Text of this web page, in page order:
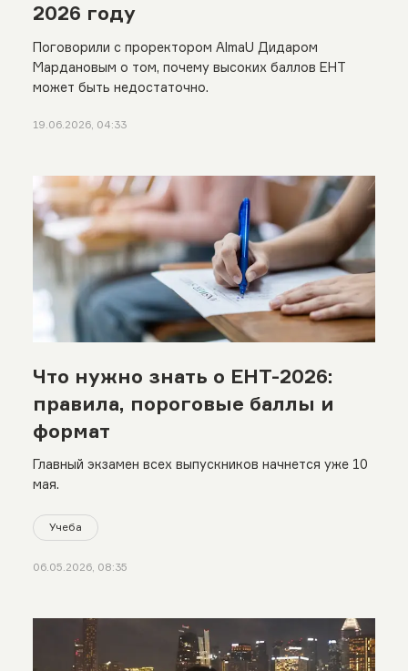
2026 году
Поговорили с проректором AlmaU Дидаром
Мардановым о том, почему высоких баллов ЕНТ
может быть недостаточно.
19.06.2026, 04:33
Что нужно знать о ЕНТ-2026:
правила, пороговые баллы и
формат
Главный экзамен всех выпускников начнется уже 10
мая.
Учеба
06.05.2026, 08:35